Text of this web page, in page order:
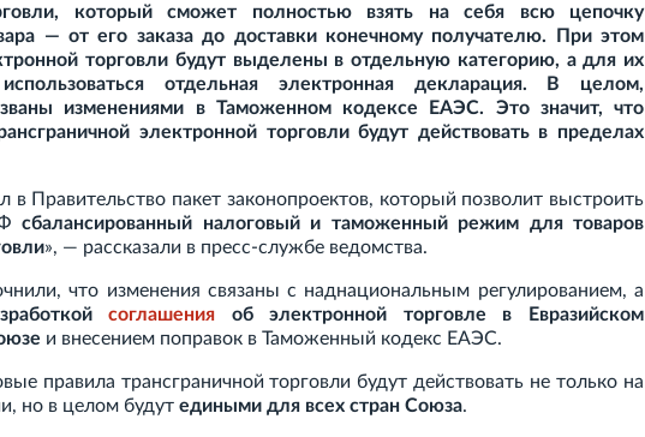
который сможет полностью взять на себя всю цепочку
— от его заказа до доставки конечному получателю. При этом
торговли будут выделены в отдельную категорию, а для их
отдельная электронная декларация. В целом,
изменениями в Таможенном кодексе ЕАЭС. Это значит, что
электронной торговли будут действовать в пределах
в Правительство пакет законопроектов, который позволит выстроить
сбалансированный налоговый и таможенный режим для товаров
», — рассказали в пресс-службе ведомства.
что изменения связаны с наднациональным регулированием, а
соглашения об электронной торговле в Евразийском
и внесением поправок в Таможенный кодекс ЕАЭС.
правила трансграничной торговли будут действовать не только на
но в целом будут едиными для всех стран Союза.